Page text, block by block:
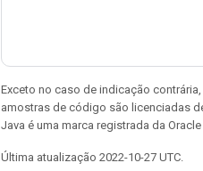
Exceto no caso de indicação
amostras de código são licenciadas
Java é uma marca registrada da
Última atualização 2022-10-27 UTC.